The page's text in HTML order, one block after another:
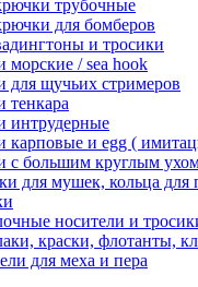
трубочные
для бомберов
и тросики
морские / sea hook
для щучьих стримеров
тенкара
интрудерные
карповые и egg (
с большим круглым
для мушек, кольца для
носители и
краски, флотанты,
для меха и пера